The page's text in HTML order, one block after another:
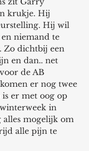
krukje. Hij
Hij wil
niemand te
Zo dichtbij een
en dan.. net
de AB
er nog twee
er met oog op
in
alles mogelijk om
alle pijn te